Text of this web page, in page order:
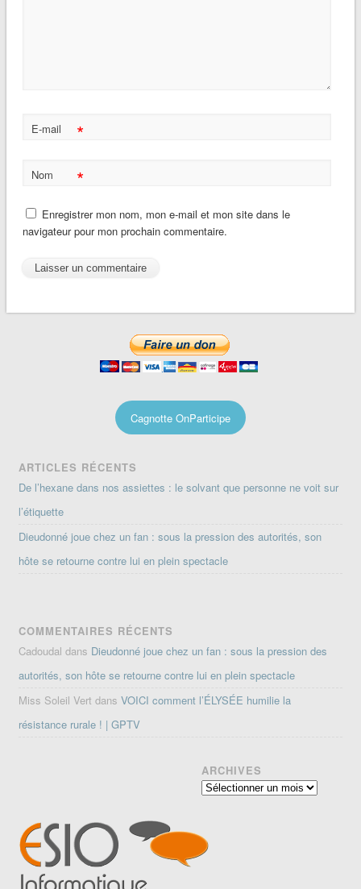
E-mail *
Nom *
Enregistrer mon nom, mon e-mail et mon site dans le
navigateur pour mon prochain commentaire.
Cagnotte OnParticipe
ARTICLES RÉCENTS
De l’hexane dans nos assiettes : le solvant que personne ne voit sur
l’étiquette
Dieudonné joue chez un fan : sous la pression des autorités, son
hôte se retourne contre lui en plein spectacle
COMMENTAIRES RÉCENTS
Cadoudal dans Dieudonné joue chez un fan : sous la pression des
autorités, son hôte se retourne contre lui en plein spectacle
Miss Soleil Vert dansVOICI comment l’ÉLYSÉE humilie la
résistance rurale ! | GPTV
ARCHIVES
Archives